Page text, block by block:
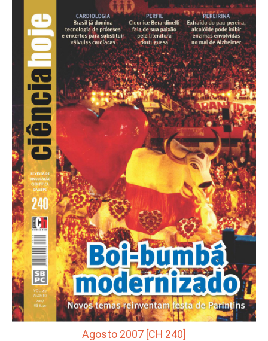
Agosto 2007 [CH 240]